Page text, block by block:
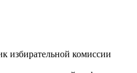
избирательной комиссии